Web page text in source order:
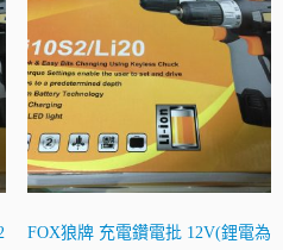
FOX狼牌 充電鑽電批 12V(鋰電為